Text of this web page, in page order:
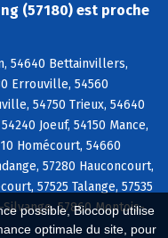
possible, Biocoop utilise
optimale du site, pour
(57180) est proche
54640 Bettainvillers,
Errouville, 54560
54750 Trieux, 54640
Joeuf, 54150 Mance,
Homécourt, 54660
57280 Hauconcourt,
57525 Talange, 57535
Silvange, 57860 Montois-